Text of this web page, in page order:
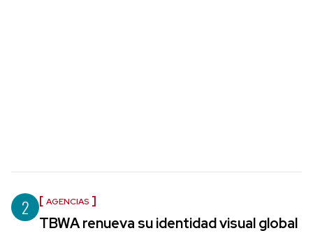
2 AGENCIAS
TBWA renueva su identidad visual global